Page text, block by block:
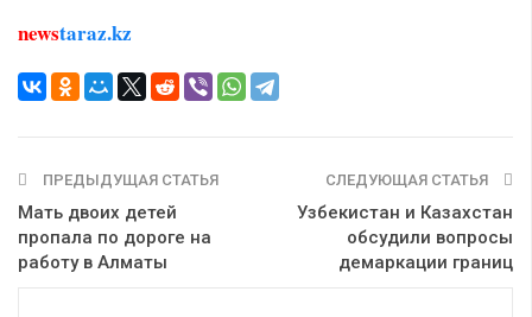
newstaraz.kz
ПРЕДЫДУЩАЯ СТАТЬЯ
Мать двоих детей
пропала по дороге на
работу в Алматы
СЛЕДУЮЩАЯ СТАТЬЯ
Узбекистан и Казахстан
обсудили вопросы
демаркации границ